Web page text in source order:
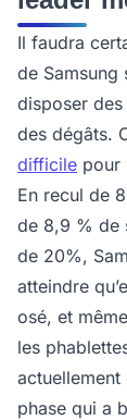
Il faudra
de Samsung
disposer
des dégâts.
difficile pour
En recul de
de 8,9 % de
de 20%,
atteindre
osé, et
les
actuellement
phase qui a